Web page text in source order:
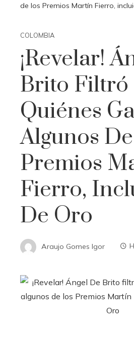
de los Premios Martín Fierro,
COLOMBIA
¡Revelar!
Brito Filtró
Quiénes
Algunos
Premios
Fierro,
De Oro
Araujo Gomes Igor